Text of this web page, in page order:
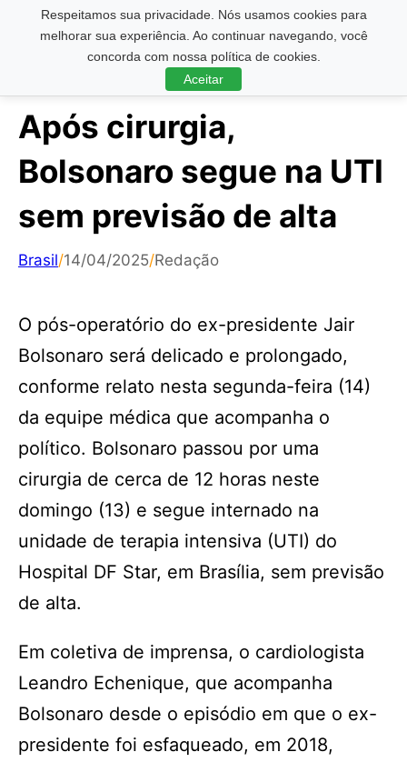
Respeitamos sua privacidade. Nós usamos cookies para
melhorar sua experiência. Ao continuar navegando, você
concorda com nossa política de cookies.
Aceitar
Pesquisar ...
Após cirurgia,
Bolsonaro segue na UTI
sem previsão de alta
Brasil/14/04/2025/Redação
O pós-operatório do ex-presidente Jair
Bolsonaro será delicado e prolongado,
conforme relato nesta segunda-feira (14)
da equipe médica que acompanha o
político. Bolsonaro passou por uma
cirurgia de cerca de 12 horas neste
domingo (13) e segue internado na
unidade de terapia intensiva (UTI) do
Hospital DF Star, em Brasília, sem previsão
de alta.
Em coletiva de imprensa, o cardiologista
Leandro Echenique, que acompanha
Bolsonaro desde o episódio em que o ex-
presidente foi esfaqueado, em 2018,